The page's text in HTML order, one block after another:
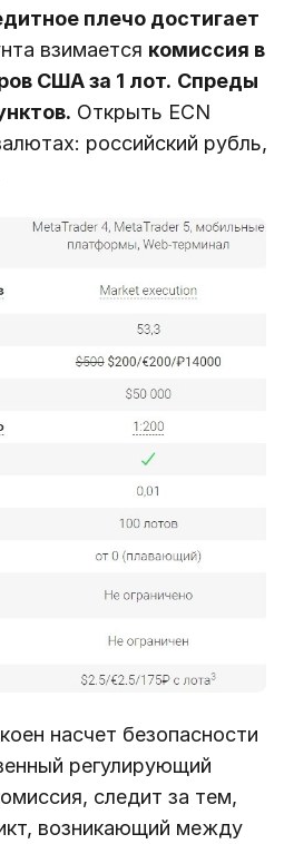
плечо достигает
взимается комиссия в
США за 1 лот. Спреды
Открыть ECN
российский рубль,
насчет безопасности
регулирующий
следит за тем,
возникающий между